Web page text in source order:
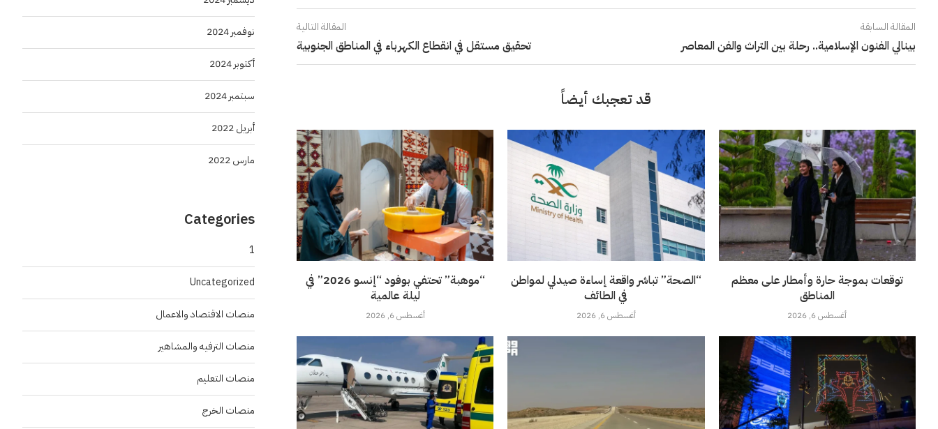
المقالة السابقة
بينالي الفنون الإسلامية.. رحلة بين التراث والفن المعاصر
المقالة التالية
تحقيق مستقل في انقطاع الكهرباء في المناطق الجنوبية
قد تعجبك أيضاً
“موهبة” تحتفي بوفود “إنسو 2026” في
ليلة عالمية
أغسطس 6, 2026
“الصحة” تباشر واقعة إساءة صيدلي لمواطن
في الطائف
أغسطس 6, 2026
توقعات بموجة حارة وأمطار على معظم
المناطق
أغسطس 6, 2026
نوفمبر 2024
أكتوبر 2024
سبتمبر 2024
أبريل 2022
مارس 2022
Categories
1
Uncategorized
منصات الاقتصاد والاعمال
منصات الترفيه والمشاهير
منصات التعليم
منصات الخرج